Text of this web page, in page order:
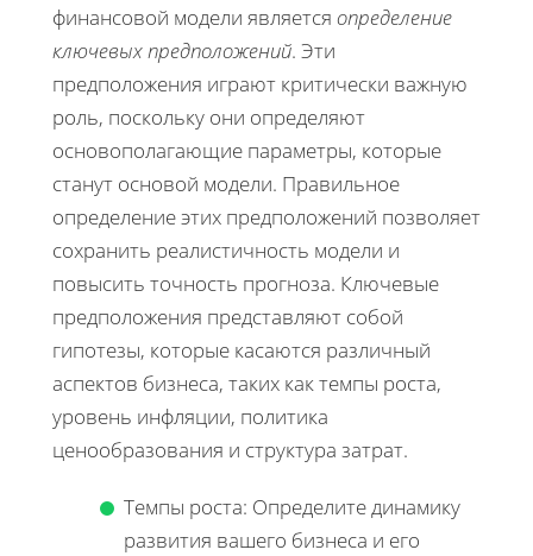
финансовой модели является определение
ключевых предположений. Эти
предположения играют критически важную
роль, поскольку они определяют
основополагающие параметры, которые
станут основой модели. Правильное
определение этих предположений позволяет
сохранить реалистичность модели и
повысить точность прогноза. Ключевые
предположения представляют собой
гипотезы, которые касаются различный
аспектов бизнеса, таких как темпы роста,
уровень инфляции, политика
ценообразования и структура затрат.
Темпы роста: Определите динамику
развития вашего бизнеса и его